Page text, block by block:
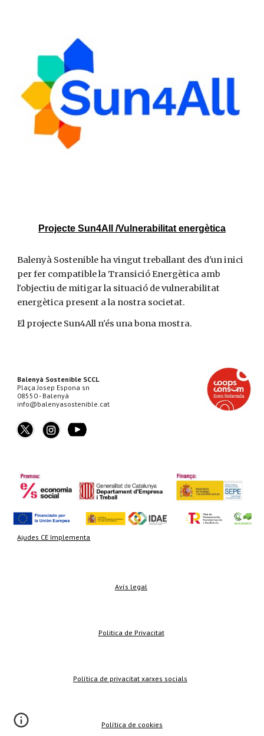
Projecte Sun4All /Vulnerabilitat energètica
Balenyà Sostenible ha vingut treballant des d'un inici
per fer compatible la Transició Energètica amb
l'objectiu de mitigar la situació de vulnerabilitat
energètica present a la nostra societat.
El projecte Sun4All n'és una bona mostra.
Balenyà Sostenible SCCL
Plaça Josep Espona sn
08550 - Balenyà
info@balenyasostenible.cat
Ajudes CE Implementa
Avís legal
Politica de Privacitat
Política de privacitat xarxes socials
Política de cookies